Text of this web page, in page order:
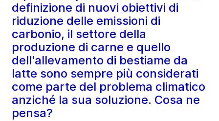
definizione di nuovi obiettivi di
riduzione delle emissioni di
carbonio, il settore della
produzione di carne e quello
dell'allevamento di bestiame da
latte sono sempre più considerati
come parte del problema climatico
anziché la sua soluzione. Cosa ne
pensa?